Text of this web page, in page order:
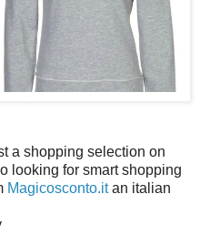
a shopping selection on
looking for smart shopping
Magicosconto.itan italian